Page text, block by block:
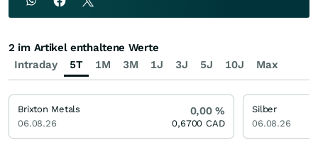
Intraday 5T 1M 3M 1J 3J 5J 10J Max
2 im Artikel enthaltene Werte
Brixton Metals
06.08.26
0,00%
0,6700 CAD
Silber
06.08.26